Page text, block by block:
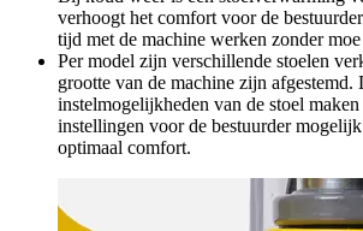
verhoogt het comfort voor de
tijd met de machine werken zonder
Per model zijn verschillende stoelen
grootte van de machine zijn afgestemd.
instelmogelijkheden van de stoel
instellingen voor de bestuurder
optimaal comfort.